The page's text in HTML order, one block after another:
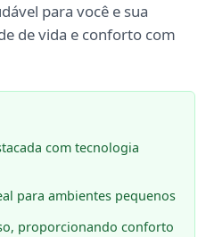
para você e sua
de vida e conforto com
com tecnologia
para ambientes pequenos
proporcionando conforto